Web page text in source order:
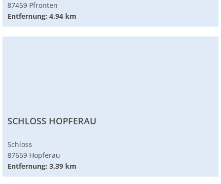
87459 Pfronten
Entfernung: 4.94 km
SCHLOSS HOPFERAU
Schloss
87659 Hopferau
Entfernung: 3.39 km